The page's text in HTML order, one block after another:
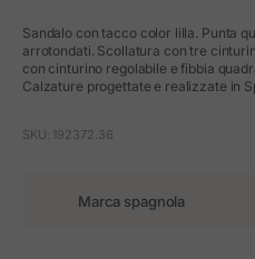
Sandalo con tacco color lilla. Punta
arrotondati. Scollatura con tre
con cinturino regolabile e fibbia
Calzature progettate e realizzate in
SKU: 192372.36
Marca spagnola